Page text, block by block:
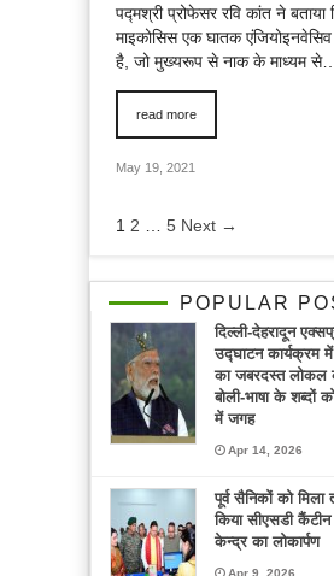
पद्मश्री प्रोफेसर रवि कांत ने बताया
माइकोसिस एक घातक
है, जो मुख्यरूप से नाक के माध्यम
read more
May 19, 2021
1 2 … 5 Next →
POPULAR
दिल्ली-देहरादून
उद्घाटन कार्यक्रम में
का जबरदस्त लोकल
बोली-भाषा के शब्दों
में जगह
Apr 14, 2026
पूर्व सैनिकों को मिला
किया सीएसडी
केन्द्र का लोकार्पण